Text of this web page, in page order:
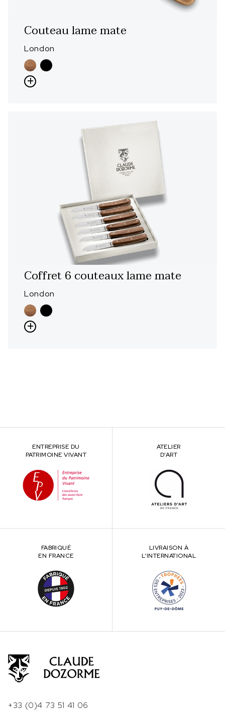
Couteau lame mate
London
Coffret 6 couteaux lame mate
London
ENTREPRISE DU
PATRIMOINE VIVANT
ATELIER
D’ART
FABRIQUÉ
EN FRANCE
LIVRAISON À
L’INTERNATIONAL
+33 (0)4 73 51 41 06